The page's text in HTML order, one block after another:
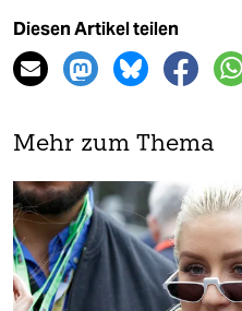
Diesen Artikel teilen
Mehr zum Thema